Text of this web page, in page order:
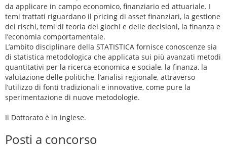
da applicare in campo economico, finanziario ed attuariale. I
temi trattati riguardano il pricing di asset finanziari, la gestione
dei rischi, temi di teoria dei giochi e delle decisioni, la finanza e
l’economia comportamentale.
L’ambito disciplinare della STATISTICA fornisce conoscenze sia
di statistica metodologica che applicata sui più avanzati metodi
quantitativi per la ricerca economica e sociale, la finanza, la
valutazione delle politiche, l’analisi regionale, attraverso
l’utilizzo di fonti tradizionali e innovative, come pure la
sperimentazione di nuove metodologie.
Il Dottorato è in inglese.
Posti a concorso